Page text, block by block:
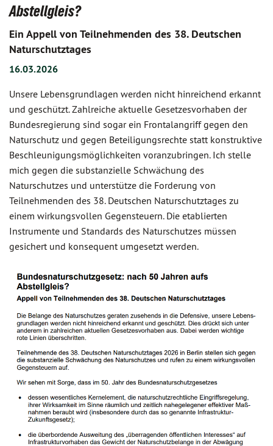
Abstellgleis?
Ein Appell von Teilnehmenden des 38. Deutschen
Naturschutztages
16.03.2026
Unsere Lebensgrundlagen werden nicht hinreichend erkannt
und geschützt. Zahlreiche aktuelle Gesetzesvorhaben der
Bundesregierung sind sogar ein Frontalangriff gegen den
Naturschutz und gegen Beteiligungsrechte statt konstruktive
Beschleunigungsmöglichkeiten voranzubringen. Ich stelle
mich gegen die substanzielle Schwächung des
Naturschutzes und unterstütze die Forderung von
Teilnehmenden des 38. Deutschen Naturschutztages zu
einem wirkungsvollen Gegensteuern. Die etablierten
Instrumente und Standards des Naturschutzes müssen
gesichert und konsequent umgesetzt werden.